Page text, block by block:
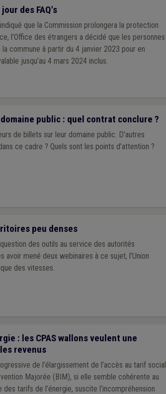
des FAQ's
que la Commission prolongera la protection
l’Office des étrangers a décidé que les personnes
commune à partir du 4 janvier 2023 pour en
jusqu’au 4 mars 2024 inclus.
public : quel contrat conclure ?
de billets sur leur domaine public. D’autres
ce cadre ? Quels sont les points d’attention ?
peu denses
des outils au service des autorités
mené deux webinaires à ce sujet, l’Union
des vitesses.
: les CPAS wallons veulent une
revenus
de l’élargissement de l’accès au tarif social
Majorée (BIM), si elle semble cohérente au
tarifs de l’énergie, suscite l’incompréhension